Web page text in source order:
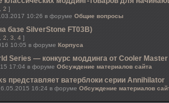
2 ]
10:26 в форуме Общие вопросы
базе SilverStone FT03B)
2 3 4 ]
10:05 в форуме Корпуса
Series — конкурс моддинга от Cooler Master
17:04 в форуме Обсуждение материалов сайта
представляет ватерблоки серии Annihilator
16:24 в форуме Обсуждение материалов